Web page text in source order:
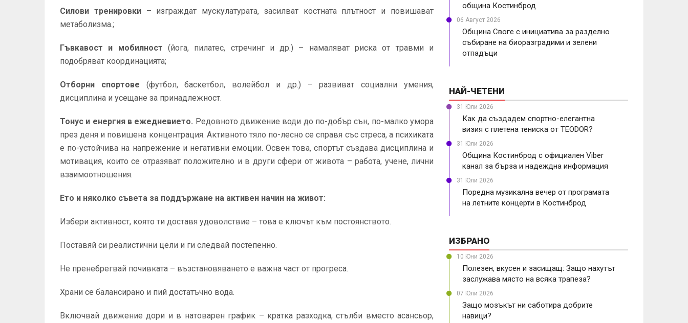
Силови тренировки– изграждат мускулатурата, засилват костната плътност и повишават
метаболизма.;
Гъвкавост и мобилност (йога, пилатес, стречинг и др.) – намаляват риска от травми и
подобряват координацията;
Отборни спортове (футбол, баскетбол, волейбол и др.) – развиват социални умения,
дисциплина и усещане за принадлежност.
Тонус и енергия в ежедневието. Редовното движение води до по-добър сън, по-малко умора
през деня и повишена концентрация. Активното тяло по-лесно се справя със стреса, а психиката
е по-устойчива на напрежение и негативни емоции. Освен това, спортът създава дисциплина и
мотивация, които се отразяват положително и в други сфери от живота – работа, учене, лични
взаимоотношения.
Ето и няколко съвета за поддържане на активен начин на живот:
Избери активност, която ти доставя удоволствие – това е ключът към постоянството.
Поставяй си реалистични цели и ги следвай постепенно.
Не пренебрегвай почивката – възстановяването е важна част от прогреса.
Храни се балансирано и пий достатъчно вода.
Включвай движение дори и в натоварен график – кратка разходка, стълби вместо асансьор,
община Костинброд
06 Август 2026
Община Своге с инициатива за разделно
събиране на биоразградими и зелени
отпадъци
НАЙ-ЧЕТЕНИ
31 Юли 2026
Как да създадем спортно-елегантна
визия с плетена тениска от TEODOR?
31 Юли 2026
Община Костинброд с официален Viber
канал за бърза и надеждна информация
31 Юли 2026
Поредна музикална вечер от програмата
на летните концерти в Костинброд
ИЗБРАНО
10 Юни 2026
Полезен, вкусен и засищащ: Защо нахутът
заслужава място на всяка трапеза?
07 Юли 2026
Защо мозъкът ни саботира добрите
навици?